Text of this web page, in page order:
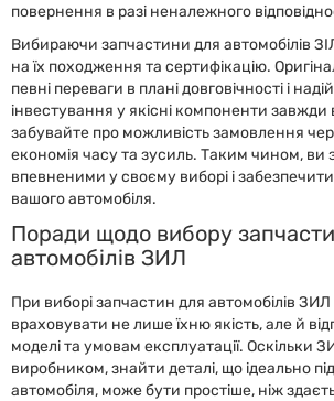
повернення в разі неналежного
Вибираючи запчастини для автомобілів
на їх походження та сертифікацію.
певні переваги в плані довговічності і
інвестування у якісні компоненти
забувайте про можливість замовлення
економія часу та зусиль. Таким чином, ви
впевненими у своєму виборі і
вашого автомобіля.
Поради щодо вибору
автомобілів ЗИЛ
При виборі запчастин для автомобілів
враховувати не лише їхню якість, але й
моделі та умовам експлуатації. Оскільки
виробником, знайти деталі, що ідеально
автомобіля, може бути простіше, ніж